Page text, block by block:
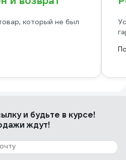
который не был
и будьте в курсе!
ждут!